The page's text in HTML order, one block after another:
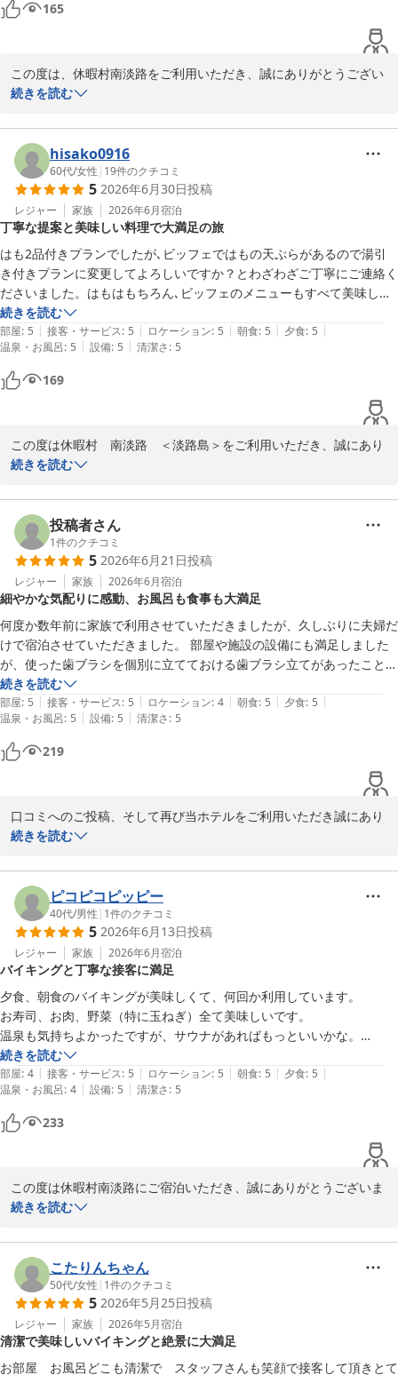
165
この度は、休暇村南淡路をご利用いただき、誠にありがとうござい
ました。
ります。
尚更、皆様に喜んでいただけますよう努めてまいります。
次回の宿泊時には、星空観察を楽しんでくださいませ。
休暇村 南淡路 ＜淡路島＞
2026-07-27
続きを読む
hisako0916
60代/女性 | 19件のクチコミ
5 2026年6月30日投稿
レジャー 家族 2026年6月宿泊
丁寧な提案と美味しい料理で大満足の旅
はも2品付きプランでしたが､ビッフェではもの天ぷらがあるので湯引
き付きプランに変更してよろしいですか？とわざわざご丁寧にご連絡く
ださいました。はもはもちろん､ビッフェのメニューもすべて美味しく
食べ過ぎました♪初めて観た海ホタルもとても美しくいい旅行になりま
した。ありがとうございました。
続きを読む
部屋: 5 | 接客・サービス: 5 | ロケーション: 5 | 朝食: 5 | 夕食: 5 |
温泉・お風呂: 5 | 設備: 5 | 清潔さ: 5
169
この度は休暇村　南淡路　＜淡路島＞をご利用いただき、誠にあり
がとうございます。
お食事にご満足いただけたようで、スタッフ一同大変嬉しく拝読い
たしました。
はものプランにつきましては、よりお客様に旬の食材を楽しんでい
ただきたくご提案させていただきました。お食事をご堪能いただけ
たとのこと、何よりでございます。
また、当館周辺の海ホタル鑑賞もお楽しみいただけたようで、淡路
島でのご滞在が思い出深いものとなりましたこと、大変光栄に存じ
ます。
今後も皆様に心からお寛ぎいただけるよう、サービス向上に努めて
まいります。
またのお越しを心よりお待ちしております。
休暇村 南淡路 ＜淡路島＞
続きを読む
投稿者さん
1件のクチコミ
5 2026年6月21日投稿
レジャー 家族 2026年6月宿泊
細やかな気配りに感動、お風呂も食事も大満足
何度か数年前に家族で利用させていただきましたが、久しぶりに夫婦だ
けで宿泊させていただきました。 部屋や施設の設備にも満足しました
が、使った歯ブラシを個別に立てておける歯ブラシ立てがあったことに
も細かいところに気配りを感じて感動しました。お風呂も食事も大満足
でした。天気が悪く天体観測は出来ず残念でしたが、海ホタルの観測出
来て良い経験をさせていただきました。
続きを読む
部屋: 5 | 接客・サービス: 5 | ロケーション: 4 | 朝食: 5 | 夕食: 5 |
温泉・お風呂: 5 | 設備: 5 | 清潔さ: 5
219
口コミへのご投稿、そして再び当ホテルをご利用いただき誠にあり
がとうございます。
たしました。歯ブラシ立てなど細かな設備にもお気づきいただき、
スタッフ一同励みになります。お風呂やお食事、海ホタル観測もご
満足いただけて何よりです。
次回はぜひ天候に恵まれ、美しい星空もお楽しみいただけることを
願っております。またのお越しを心よりお待ちしております。
休暇村 南淡路 ＜淡路島＞
2026-07-27
続きを読む
ピコピコピッピー
40代/男性 | 1件のクチコミ
5 2026年6月13日投稿
レジャー 家族 2026年6月宿泊
バイキングと丁寧な接客に満足
夕食、朝食のバイキングが美味しくて、何回か利用しています。
お寿司、お肉、野菜（特に玉ねぎ）全て美味しいです。
温泉も気持ちよかったですが、サウナがあればもっといいかな。
丁寧な接客で気持ちよく宿泊できました。
続きを読む
部屋: 4 | 接客・サービス: 5 | ロケーション: 5 | 朝食: 5 | 夕食: 5 |
温泉・お風呂: 4 | 設備: 5 | 清潔さ: 5
233
この度は休暇村南淡路にご宿泊いただき、誠にありがとうございま
した。
す。特にお寿司やお肉、玉ねぎをお楽しみいただけたとのお言葉
は、スタッフの励みになります。
サウナにつきましても貴重なご意見をありがとうございます。投稿
休暇村 南淡路 ＜淡路島＞
2026-07-27
続きを読む
こたりんちゃん
50代/女性 | 1件のクチコミ
5 2026年5月25日投稿
レジャー 家族 2026年5月宿泊
清潔で美味しいバイキングと絶景に大満足
お部屋　お風呂どこも清潔で　スタッフさんも笑顔で接客して頂きとて